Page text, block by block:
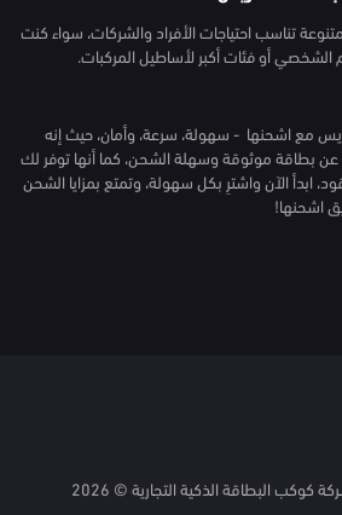
تناسب احتياجات الأفراد والشركات، سواء كنت
الشخصي أو فئات أكبر لأساطيل المركبات.
مع اشحنها - سهولة، سرعة، وأمان، حيث إنه
بطاقة موثوقة وسهلة الشحن، كما أنها توفر لك
ابدأ الآن واشترِ بكل سهولة، وتمتع بمزايا الشحن
اشحنها!
البطاقة الذكية التجارية © 2026